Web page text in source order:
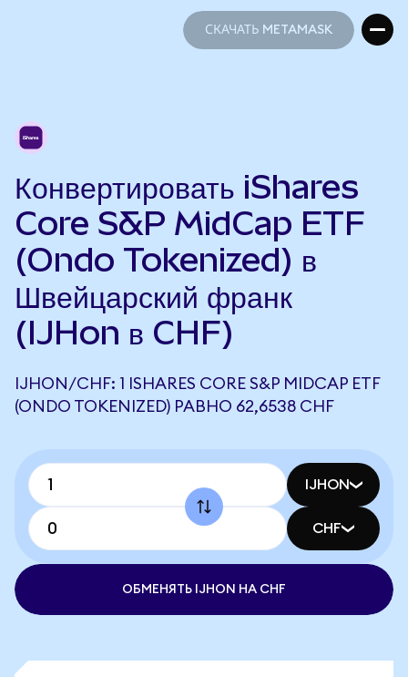
СКАЧАТЬ METAMASK
Конвертировать iShares
Core S&P MidCap ETF
(Ondo Tokenized) в
Швейцарский франк
(IJHon в CHF)
IJHON/CHF: 1 ISHARES CORE S&P MIDCAP ETF
(ONDO TOKENIZED) РАВНО 62,6538 CHF
IJHON
CHF
ОБМЕНЯТЬ IJHON НА CHF